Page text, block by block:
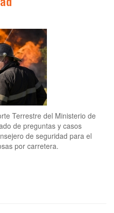
Terrestre del Ministerio de
de preguntas y casos
de seguridad para el
por carretera.